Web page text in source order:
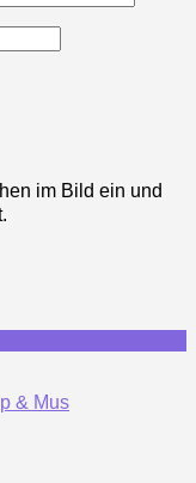
im Bild ein und
& Mus